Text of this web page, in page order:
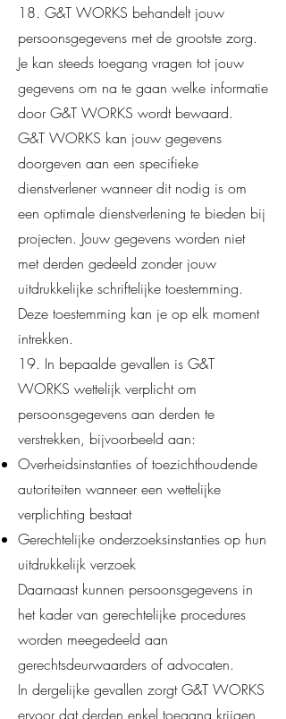
18. G&T WORKS behandelt jouw
persoonsgegevens met de grootste zorg.
Je kan steeds toegang vragen tot jouw
gegevens om na te gaan welke informatie
door G&T WORKS wordt bewaard.
G&T WORKS kan jouw gegevens
doorgeven aan een specifieke
dienstverlener wanneer dit nodig is om
een optimale dienstverlening te bieden bij
projecten. Jouw gegevens worden niet
met derden gedeeld zonder jouw
uitdrukkelijke schriftelijke toestemming.
Deze toestemming kan je op elk moment
intrekken.
19. In bepaalde gevallen is G&T
WORKS wettelijk verplicht om
persoonsgegevens aan derden te
verstrekken, bijvoorbeeld aan:
Overheidsinstanties of toezichthoudende
autoriteiten wanneer een wettelijke
verplichting bestaat
Gerechtelijke onderzoeksinstanties op hun
uitdrukkelijk verzoek
Daarnaast kunnen persoonsgegevens in
het kader van gerechtelijke procedures
worden meegedeeld aan
gerechtsdeurwaarders of advocaten.
In dergelijke gevallen zorgt G&T WORKS
ervoor dat derden enkel toegang krijgen